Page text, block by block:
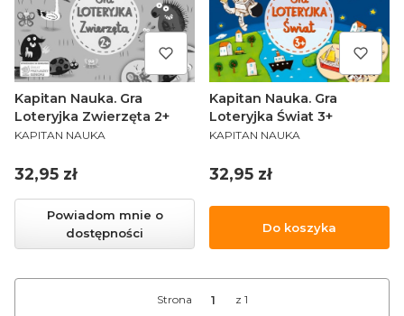
Kapitan Nauka. Gra
Loteryjka Zwierzęta 2+
PRODUCENT
KAPITAN NAUKA
Cena
32,95 zł
Powiadom mnie o
dostępności
Kapitan Nauka. Gra
Loteryjka Świat 3+
PRODUCENT
KAPITAN NAUKA
Cena
32,95 zł
Do koszyka
Strona z 1